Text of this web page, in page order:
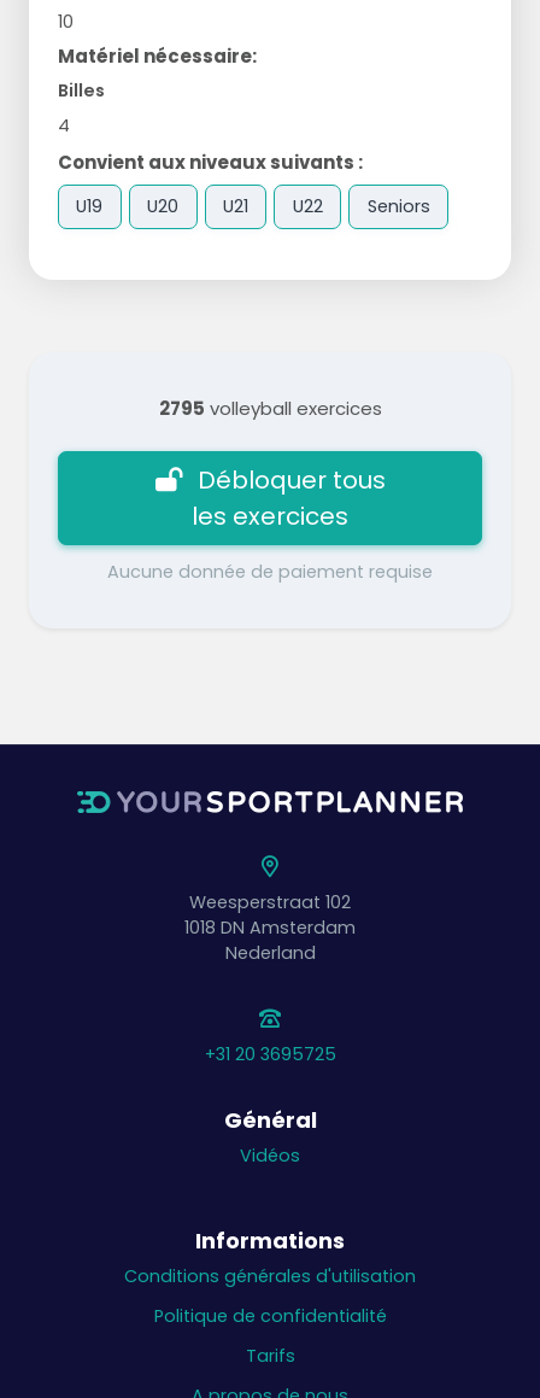
10
Matériel nécessaire:
Billes
4
Convient aux niveaux suivants :
U19 U20 U21 U22 Seniors
2795 volleyball exercices
Débloquer tous
les exercices
Aucune donnée de paiement requise
Weesperstraat 102
1018 DN Amsterdam
Nederland
+31 20 3695725
Général
Vidéos
Informations
Conditions générales d'utilisation
Politique de confidentialité
Tarifs